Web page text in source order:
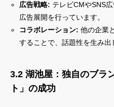
広告戦略: テレビCMやSNS
広告展開を行っています。
コラボレーション: 他の企業
することで、話題性を生み出
3.2 湖池屋：独自のブラ
ト」の成功